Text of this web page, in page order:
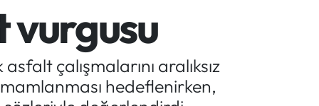
vurgusu
çalışmalarını aralıksız
hedeflenirken,